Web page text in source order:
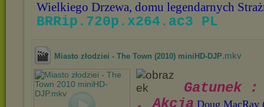
Wielkiego Drzewa, domu legendarnych
BRRip.720p.x264.ac3 PL
Miasto złodziei - The Town (2010) miniHD-DJP.mkv
Gatunek :
, Akcja Doug MacRay